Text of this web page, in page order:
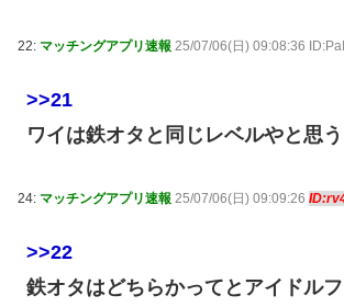
22: マッチングアプリ速報 25/07/06(日) 09:08:36
>>21
ワイは鉄オタと同じレベルやと思う
24: マッチングアプリ速報 25/07/06(日) 09:09:26
>>22
鉄オタはどちらかってとアイドル